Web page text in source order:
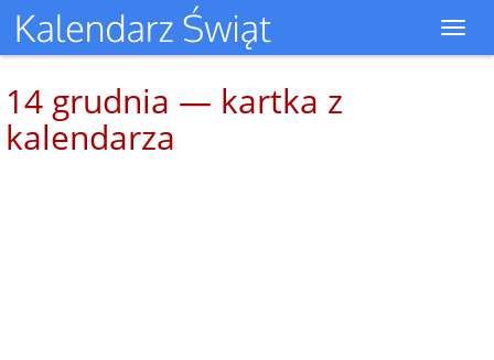
14 grudnia — kartka z
kalendarza